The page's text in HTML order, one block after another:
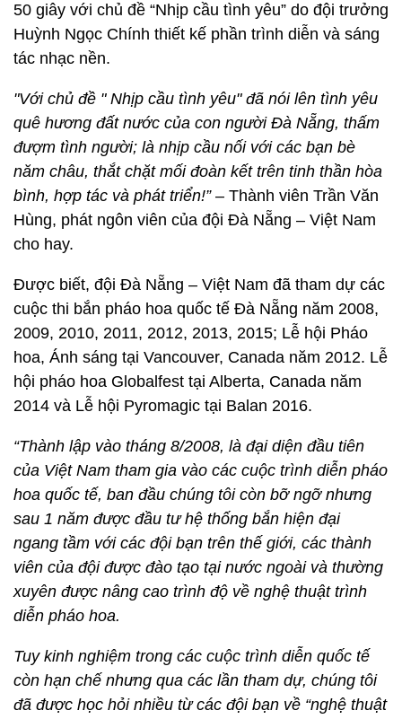
50 giây với chủ đề “Nhịp cầu tình yêu” do đội trưởng
Huỳnh Ngọc Chính thiết kế phần trình diễn và sáng
tác nhạc nền.
"Với chủ đề " Nhịp cầu tình yêu" đã nói lên tình yêu
quê hương đất nước của con người Đà Nẵng, thấm
đượm tình người; là nhịp cầu nối với các bạn bè
năm châu, thắt chặt mối đoàn kết trên tinh thần hòa
bình, hợp tác và phát triển!” – Thành viên Trần Văn
Hùng, phát ngôn viên của đội Đà Nẵng – Việt Nam
cho hay.
Được biết, đội Đà Nẵng – Việt Nam đã tham dự các
cuộc thi bắn pháo hoa quốc tế Đà Nẵng năm 2008,
2009, 2010, 2011, 2012, 2013, 2015; Lễ hội Pháo
hoa, Ánh sáng tại Vancouver, Canada năm 2012. Lễ
hội pháo hoa Globalfest tại Alberta, Canada năm
2014 và Lễ hội Pyromagic tại Balan 2016.
“Thành lập vào tháng 8/2008, là đại diện đầu tiên
của Việt Nam tham gia vào các cuộc trình diễn pháo
hoa quốc tế, ban đầu chúng tôi còn bỡ ngỡ nhưng
sau 1 năm được đầu tư hệ thống bắn hiện đại
ngang tầm với các đội bạn trên thế giới, các thành
viên của đội được đào tạo tại nước ngoài và thường
xuyên được nâng cao trình độ về nghệ thuật trình
diễn pháo hoa.
Tuy kinh nghiệm trong các cuộc trình diễn quốc tế
còn hạn chế nhưng qua các lần tham dự, chúng tôi
đã được học hỏi nhiều từ các đội bạn về “nghệ thuật